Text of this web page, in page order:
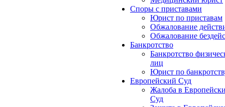
Споры с приставами
Юрист по приставам
Обжалование
Обжалование
Банкротство
Банкротство
лиц
Юрист по
Европейский Суд
Жалоба в
Суд